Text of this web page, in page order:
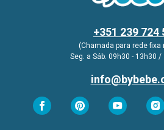
+351 239 724
(Chamada para rede fixa
Seg. a Sáb. 09h30 - 13h30 /